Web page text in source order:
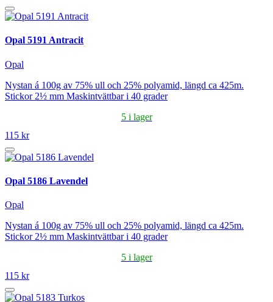
Opal 5191 Antracit
Opal
Nystan á 100g av 75% ull och 25% polyamid, längd ca 425m.
Stickor 2½ mm Maskintvättbar i 40 grader
5 i lager
115 kr
Opal 5186 Lavendel
Opal
Nystan á 100g av 75% ull och 25% polyamid, längd ca 425m.
Stickor 2½ mm Maskintvättbar i 40 grader
5 i lager
115 kr